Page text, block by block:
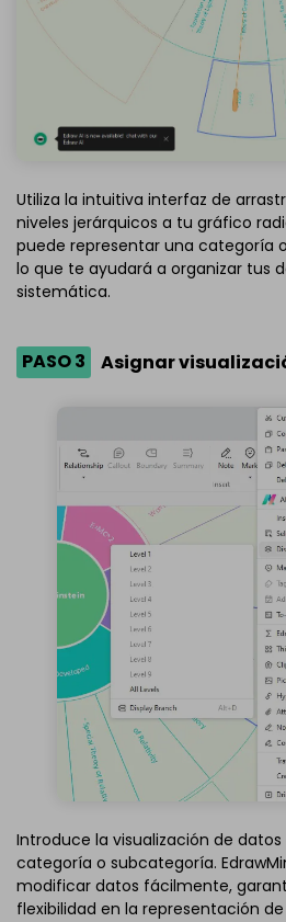
Utiliza la intuitiva interfaz de
niveles jerárquicos a tu gráfico
puede representar una categoría
lo que te ayudará a organizar tus
sistemática.
PASO 3 Asignar
Introduce la visualización de
categoría o subcategoría.
modificar datos fácilmente,
flexibilidad en la representación